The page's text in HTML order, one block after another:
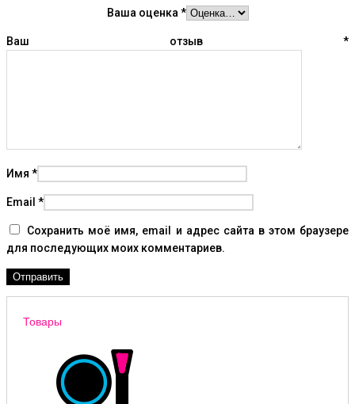
Ваша оценка*
Ваш отзыв *
Имя *
Email *
Сохранить моё имя, email и адрес сайта в этом браузере
для последующих моих комментариев.
Товары